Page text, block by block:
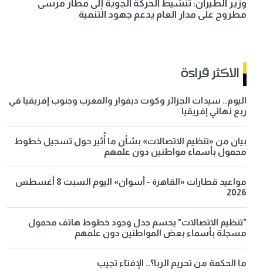
وزير الطيران: تنشيط الحركة الجوية إلى مطار مرسى
مطروح على مدار العام يدعم جهود التنمية
الاكثر قراءة
اليوم.. سيدات الجزائر وكوت ديفوار والمغرب وجنوب إفريقيا في
ربع نهائي إفريقيا
بيان من «تنظيم الاتصالات» بشأن ما أُثير حول تسجيل خطوط
محمول بأسماء مواطنين دون علمهم
مواعيد قطارات «القاهرة - أسوان» اليوم السبت 8 أغسطس
2026
"تنظيم الاتصالات" يحسم جدل وجود خطوط هاتف محمول
مسجلة بأسماء بعض المواطنين دون علمهم
ما الحكمة من تحريم الربا؟.. الإفتاء تجيب